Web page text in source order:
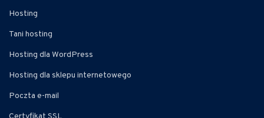
Hosting
Tani hosting
Hosting dla WordPress
Hosting dla sklepu internetowego
Poczta e-mail